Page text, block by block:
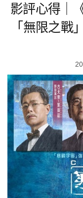
影評心得｜
「無限之戰